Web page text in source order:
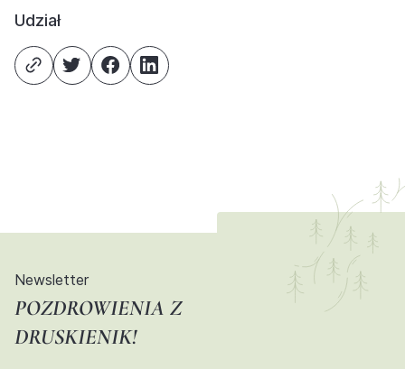
Udział
Newsletter
POZDROWIENIA Z
DRUSKIENIK!